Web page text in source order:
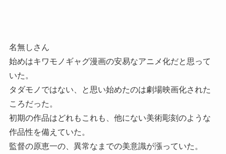
名無しさん
始めはキワモノギャグ漫画の安易なアニメ化だと思って
いた。
タダモノではない、と思い始めたのは劇場映画化された
ころだった。
初期の作品はどれもこれも、他にない美術彫刻のような
作品性を備えていた。
監督の原恵一の、異常なまでの美意識が漲っていた。